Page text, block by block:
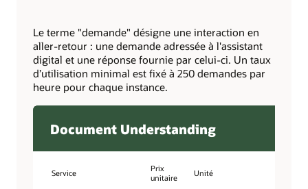
Le terme "demande" désigne une interaction en
aller-retour : une demande adressée à l'assistant
digital et une réponse fournie par celui-ci. Un taux
d’utilisation minimal est fixé à 250 demandes par
heure pour chaque instance.
Document Understanding
Service
Prix
unitaire
Unité